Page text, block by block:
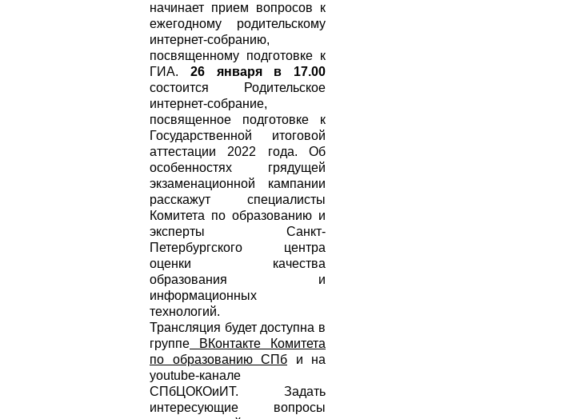
начинает прием вопросов к
ежегодному родительскому
интернет-собранию,
посвященному подготовке к
ГИА. 26 января в 17.00
состоится Родительское
интернет-собрание,
посвященное подготовке к
Государственной итоговой
аттестации 2022 года. Об
особенностях грядущей
экзаменационной кампании
расскажут специалисты
Комитета по образованию и
эксперты Санкт-
Петербургского центра
оценки качества
образования и
информационных
технологий.
Трансляция будет доступна в
группе ВКонтакте Комитета
по образованию СПб и на
youtube-канале
СПбЦОКОиИТ. Задать
интересующие вопросы